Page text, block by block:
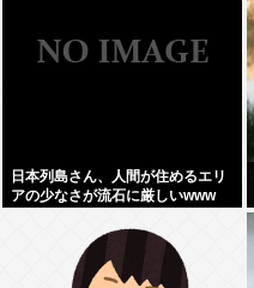
日本列島さん、人間が住めるエリ
アの少なさが流石に厳しいwww